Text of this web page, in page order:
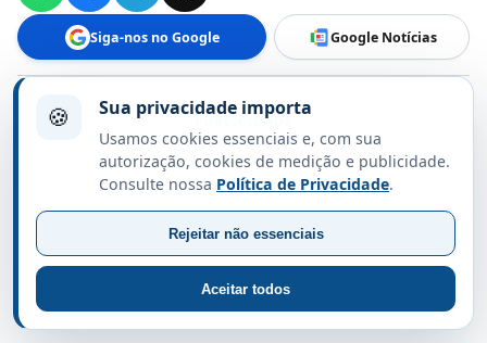
Siga-nos no Google Google Notícias
PUBLICIDADE
🍪 Sua privacidade importa
Usamos cookies essenciais e, com sua
autorização, cookies de medição e publicidade.
Consulte nossa Política de Privacidade.
Aceitar todos
Rejeitar não essenciais